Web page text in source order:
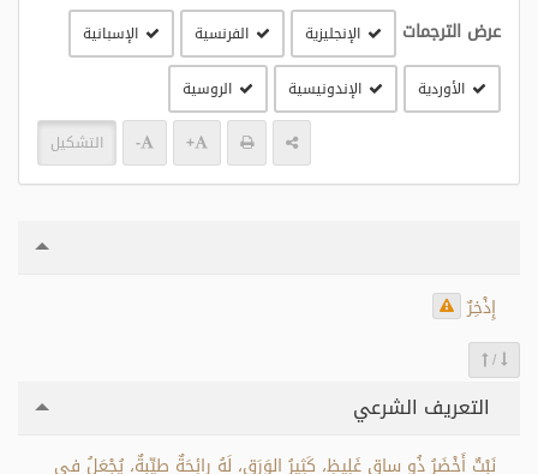
عرض الترجمات الإنجليزية الفرنسية الإسبانية
الأوردية الإندونيسية الروسية
+
- التشكيل
إِذْخِرٌ
/
التعريف الشرعي
نَبْتٌ أَخْضَرُ ذُو ساقٍ غَلِيظٍ، كَثِيرُ الوَرَقِ، لَهُ رائِحَةٌ طيِّبةٌ، يُجْعَلُ في